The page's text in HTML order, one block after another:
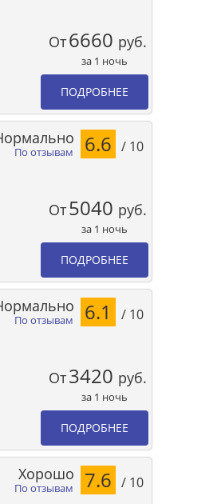
От6660 руб.
за 1 ночь
ПОДРОБНЕЕ
По отзывам 6.6 / 10
От5040 руб.
за 1 ночь
ПОДРОБНЕЕ
По отзывам 6.1 / 10
От3420 руб.
за 1 ночь
ПОДРОБНЕЕ
По отзывам
Хорошо 7.6 / 10